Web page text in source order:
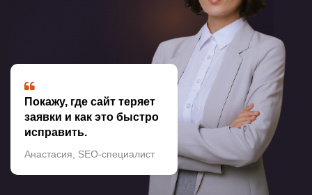
Покажу, где сайт теряет
заявки и как это быстро
исправить.
Анастасия, SEO-специалист